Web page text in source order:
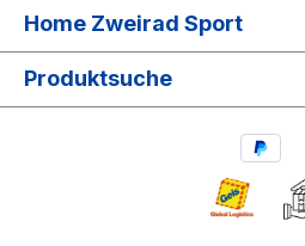
Home Zweirad Sport
Produktsuche